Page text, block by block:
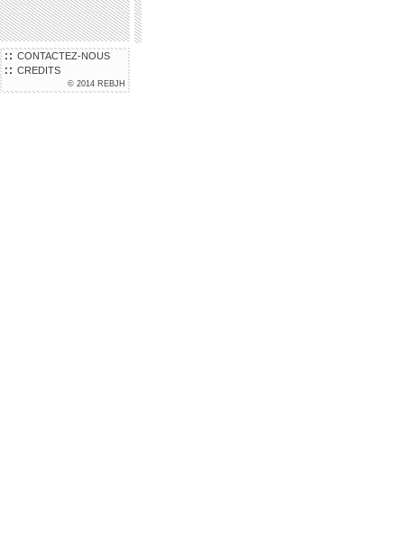
CONTACTEZ-NOUS
CREDITS
© 2014 REBJH